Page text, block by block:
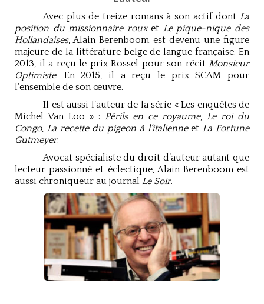
Avec plus de treize romans à son actif dont La
position du missionnaire rouxet Le pique-nique des
Hollandaises, Alain Berenboom est devenu une figure
majeure de la littérature belge de langue française. En
2013, il a reçu le prix Rossel pour son récit Monsieur
Optimiste. En 2015, il a reçu le prix SCAM pour
l’ensemble de son œuvre.
Il est aussi l’auteur de la série « Les enquêtes de
Michel Van Loo » : Périls en ce royaume, Le roi du
Congo, La recette du pigeon à l’italienneet La Fortune
Gutmeyer.
Avocat spécialiste du droit d’auteur autant que
lecteur passionné et éclectique, Alain Berenboom est
aussi chroniqueur au journal Le Soir.